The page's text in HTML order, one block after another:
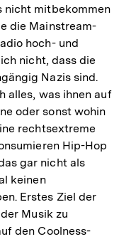
nicht mitbekommen
die Mainstream-
hoch- und
nicht, dass die
Nazis sind.
alles, was ihnen auf
oder sonst wohin
rechtsextreme
Hip-Hop
gar nicht als
keinen
Erstes Ziel der
Musik zu
den Coolness-